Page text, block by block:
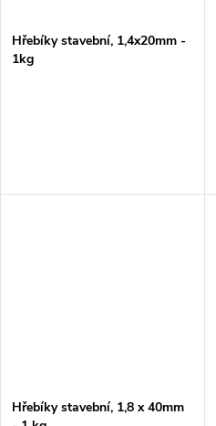
Hřebíky stavební, 1,4x20mm -
1kg
Hřebíky stavební, 1,8 x 40mm